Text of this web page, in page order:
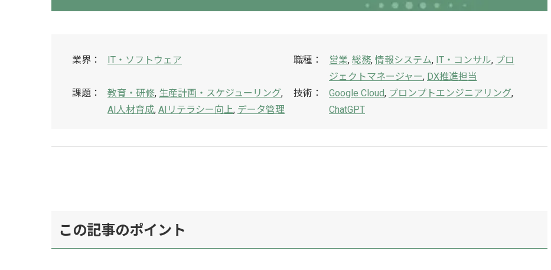
業界： IT・ソフトウェア 職種： 営業, 総務, 情報システム, IT・コンサル, プロ
ジェクトマネージャー, DX推進担当
課題：
教育・研修, 生産計画・スケジューリング,
AI人材育成, AIリテラシー向上, データ管理
技術： Google Cloud, プロンプトエンジニアリング,
ChatGPT
この記事のポイント